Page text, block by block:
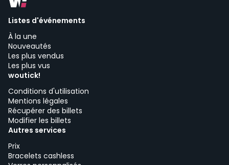
Listes d'événements
À la une
Nouveautés
Les plus vendus
Les plus vus
woutick!
Conditions d'utilisation
Mentions légales
Récupérer des billets
Modifier les billets
Autres services
Prix
Bracelets cashless